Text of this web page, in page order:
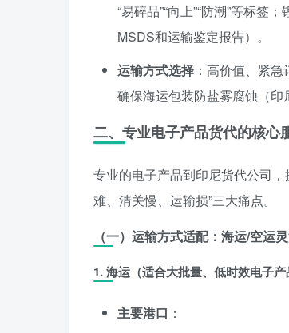
“易碎品”“向上”“防潮”等标
MSDS和运输鉴定报告）。
运输方式选择 ：高价值、紧
确保海运包装防盐雾腐蚀（印
二、专业电子产品货代的核心
专业的电子产品到印尼货代公司，
难、清关慢、运输损”三大痛点。
（一）运输方式适配：海运/空运
1.海运（适合大批量、低时效电子产
主要港口 ：